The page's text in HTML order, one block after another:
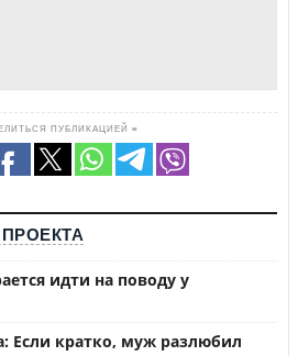
ПУБЛИКАЦИЕЙ ≡
идти на поводу у
Если кратко, муж разлюбил